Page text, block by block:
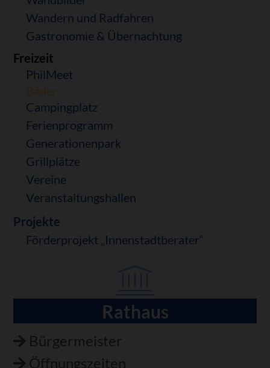
Wandern und Radfahren
Gastronomie & Übernachtung
Freizeit
PhilMeet
Bäder
Campingplatz
Ferienprogramm
Generationenpark
Grillplätze
Vereine
Veranstaltungshallen
Projekte
Förderprojekt „Innenstadtberater“
Rathaus
Bürgermeister
Öffnungszeiten